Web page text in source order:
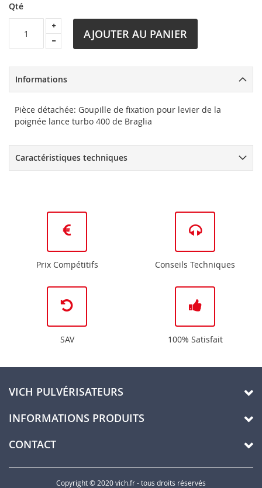
Qté
AJOUTER AU PANIER
Informations
Pièce détachée: Goupille de fixation pour levier de la
poignée lance turbo 400 de Braglia
Caractéristiques techniques
Prix Compétitifs Conseils Techniques
SAV 100% Satisfait
VICH PULVÉRISATEURS
INFORMATIONS PRODUITS
CONTACT
Copyright © 2020 vich.fr - tous droits réservés